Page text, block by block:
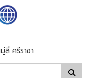
ลี่ ศรีราชา